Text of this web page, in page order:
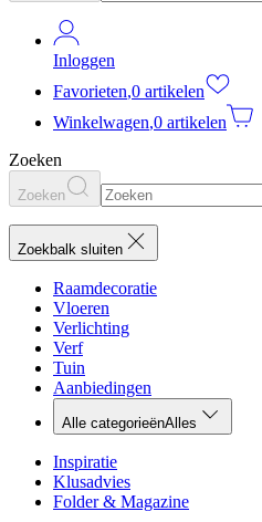
Inloggen
Favorieten,0 artikelen
Winkelwagen,0 artikelen
Zoeken
Zoeken
Zoekbalk sluiten
Raamdecoratie
Vloeren
Verlichting
Verf
Tuin
Aanbiedingen
Alle categorieënAlles
Inspiratie
Klusadvies
Folder & Magazine